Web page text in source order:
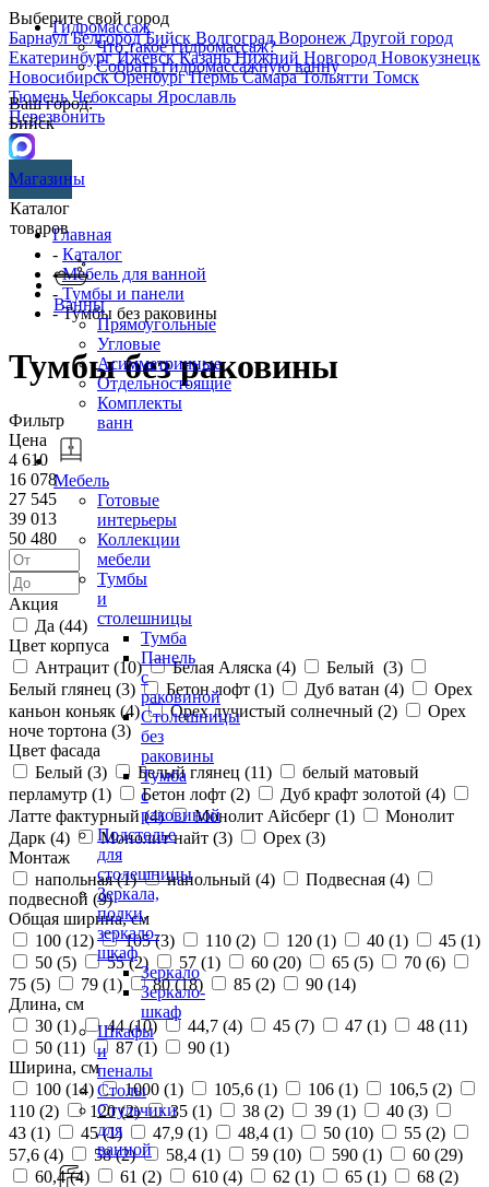
Выберите свой город
БарнаулБелгородБийск ВолгоградВоронеж Другой город
ЕкатеринбургИжевскКазаньНижний Новгород Новокузнецк
НовосибирскОренбургПермьСамараТольятти Томск
ТюменьЧебоксары Ярославль
Перезвонить
Гидромассаж
Что такое гидромассаж?
Собрать гидромассажную ванну
Ваш город:
Бийск
Магазины
Каталог
товаров
Ванны
Прямоугольные
Угловые
Асимметричные
Отдельностоящие
Комплекты
ванн
Мебель
Готовые
интерьеры
Коллекции
мебели
Тумбы
и
столешницы
Тумба
Панель
с
раковиной
Столешницы
без
раковины
Тумба
с
раковиной
Подстолье
для
столешницы
Зеркала,
полки,
зеркало-
шкаф
Зеркало
Зеркало-
шкаф
Шкафы
и
пеналы
Столы
Стульчики
для
ванной
Главная
- Каталог
-Мебель для ванной
- Тумбы и панели
- Тумбы без раковины
Тумбы без раковины
Фильтр
Цена
4 610
16 078
27 545
39 013
50 480
Акция
Да (44)
Цвет корпуса
Антрацит (10) Белая Аляска (4) Белый (3)
Белый глянец (3) Бетон лофт (1) Дуб ватан (4)
Орех
каньон коньяк (4) Орех лучистый солнечный (2)
Орех
ноче тортона (3)
Цвет фасада
Белый (3) Белый глянец (11)
белый матовый
перламутр (1) Бетон лофт (2) Дуб крафт золотой (4)
Латте фактурный (4) Монолит Айсберг (1)
Монолит
Дарк (4) Монолит найт (3) Орех (3)
Монтаж
напольная (1) напольный (4) Подвесная (4)
подвесной (9)
Общая ширина, см
100 (12) 105 (3) 110 (2) 120 (1) 40 (1) 45 (1)
50 (5) 55 (2) 57 (1) 60 (20) 65 (5) 70 (6)
75 (5) 79 (1) 80 (18) 85 (2) 90 (14)
Длина, см
30 (1) 44 (10) 44,7 (4) 45 (7) 47 (1) 48 (11)
50 (11) 87 (1) 90 (1)
Ширина, см
100 (14) 1000 (1) 105,6 (1) 106 (1) 106,5 (2)
110 (2) 120 (2) 35 (1) 38 (2) 39 (1) 40 (3)
43 (1) 45 (1) 47,9 (1) 48,4 (1) 50 (10) 55 (2)
57,6 (4) 58 (2) 58,4 (1) 59 (10) 590 (1) 60 (29)
60,4 (4) 61 (2) 610 (4) 62 (1) 65 (1) 68 (2)